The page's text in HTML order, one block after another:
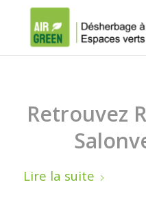
Retrouvez
Lire la suite